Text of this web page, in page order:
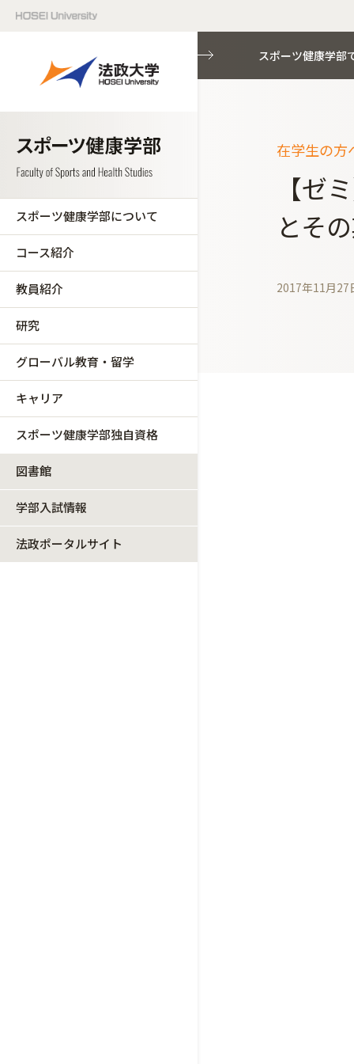
スポーツ健康学部について
コース紹介
教員紹介
研究
グローバル教育・留学
キャリア
スポーツ健康学部独自資格
図書館
学部入試情報
法政ポータルサイト
スポーツ健康学部
在学生の方
【ゼ
とそ
2017年11月27